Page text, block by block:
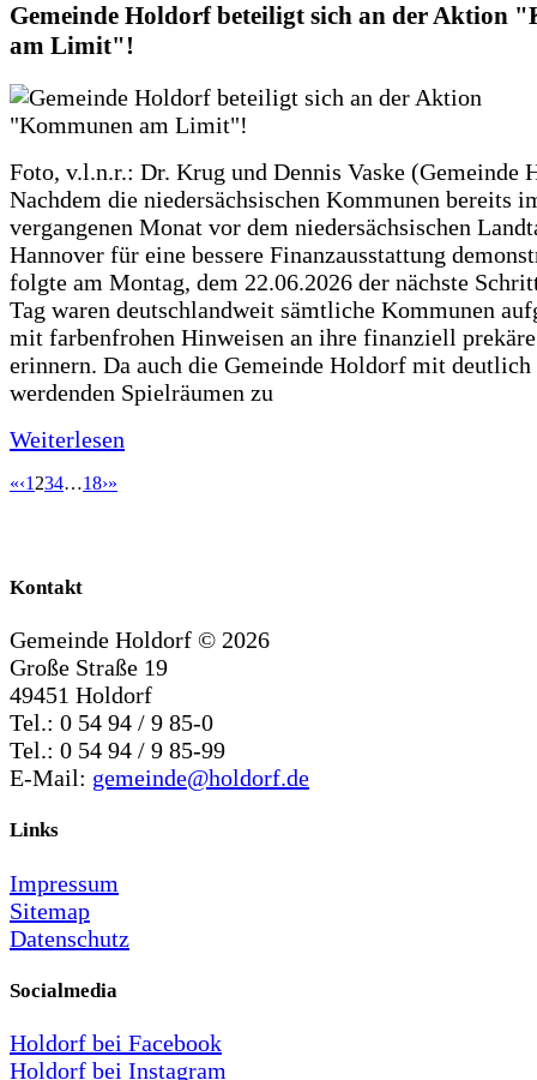
Gemeinde Holdorf beteiligt sich an der Aktion
am Limit"!
Foto, v.l.n.r.: Dr. Krug und Dennis Vaske (Gemeinde
Nachdem die niedersächsischen Kommunen bereits
vergangenen Monat vor dem niedersächsischen
Hannover für eine bessere Finanzausstattung
folgte am Montag, dem 22.06.2026 der nächste
Tag waren deutschlandweit sämtliche Kommunen
mit farbenfrohen Hinweisen an ihre finanziell
erinnern. Da auch die Gemeinde Holdorf mit deutlich
werdenden Spielräumen zu
Weiterlesen
«‹1 234…18›»
Kontakt
Gemeinde Holdorf © 2026
Große Straße 19
49451 Holdorf
Tel.: 0 54 94 / 9 85-0
Tel.: 0 54 94 / 9 85-99
E-Mail: gemeinde@holdorf.de
Links
Impressum
Sitemap
Datenschutz
Socialmedia
Holdorf bei Facebook
Holdorf bei Instagram